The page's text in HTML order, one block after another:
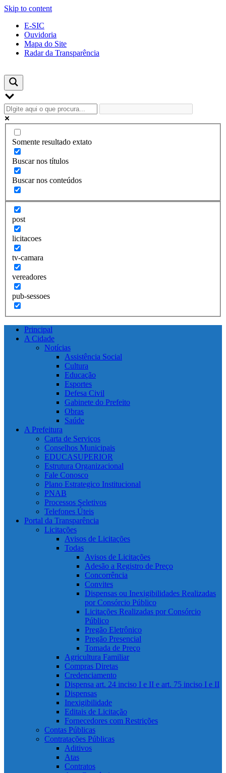
Skip to content
E-SIC
Ouvidoria
Mapa do Site
Radar da Transparência
Somente resultado extato
Buscar nos títulos
Buscar nos conteúdos
post
licitacoes
tv-camara
vereadores
pub-sessoes
Principal
A Cidade
Notícias
Assistência Social
Cultura
Educação
Esportes
Defesa Civil
Gabinete do Prefeito
Obras
Saúde
A Prefeitura
Carta de Serviços
Conselhos Municipais
EDUCASUPERIOR
Estrutura Organizacional
Fale Conosco
Plano Estrategico Institucional
PNAB
Processos Seletivos
Telefones Úteis
Portal da Transparência
Licitações
Avisos de Licitações
Todas
Avisos de Licitações
Adesão a Registro de Preço
Concorrência
Convites
Dispensas ou Inexigibilidades Realizadas
por Consórcio Público
Licitações Realizadas por Consórcio
Público
Pregão Eletrônico
Pregão Presencial
Tomada de Preço
Agricultura Familiar
Compras Diretas
Credenciamento
Dispensa art. 24 inciso I e II e art. 75 inciso I e II
Dispensas
Inexigibilidade
Editais de Licitação
Fornecedores com Restrições
Contas Públicas
Contratações Públicas
Aditivos
Atas
Contratos